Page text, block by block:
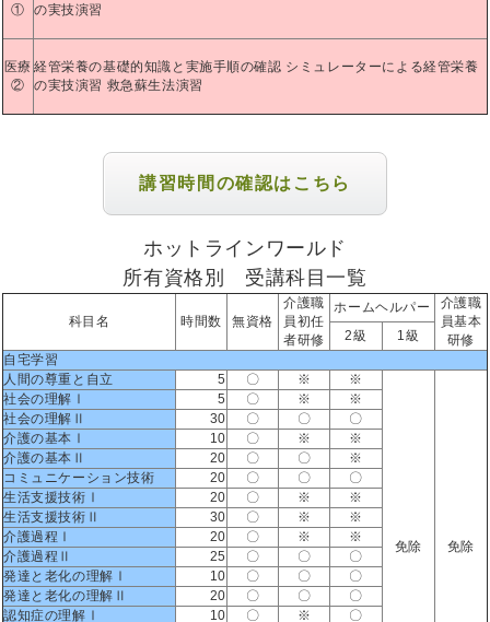
①
の実技演習
医療
②
経管栄養の基礎的知識と実施手順の確認 シミュレーターによる経管栄養
の実技演習 救急蘇生法演習
講習時間の確認はこちら
ホットラインワールド
所有資格別 受講科目一覧
科目名 時間数 無資格
介護職
員初任
者研修
ホームヘルパー
介護職
員基本
研修
2級
1級
自宅学習
人間の尊重と自立
5 〇 ※ ※
免除 免除
社会の理解Ⅰ 5 〇 ※
※
社会の理解Ⅱ
30 〇 〇
〇
介護の基本Ⅰ
10 〇 ※
※
介護の基本Ⅱ
20 〇 〇
※
コミュニケーション技術
20 〇 〇
〇
生活支援技術Ⅰ
20 〇 ※
※
生活支援技術Ⅱ
30 〇 ※
※
介護過程Ⅰ
20 〇 ※
※
介護過程Ⅱ
25 〇 〇
〇
発達と老化の理解Ⅰ
10 〇 〇
〇
発達と老化の理解Ⅱ
20 〇 〇
〇
認知症の理解Ⅰ
10 〇 ※ 〇